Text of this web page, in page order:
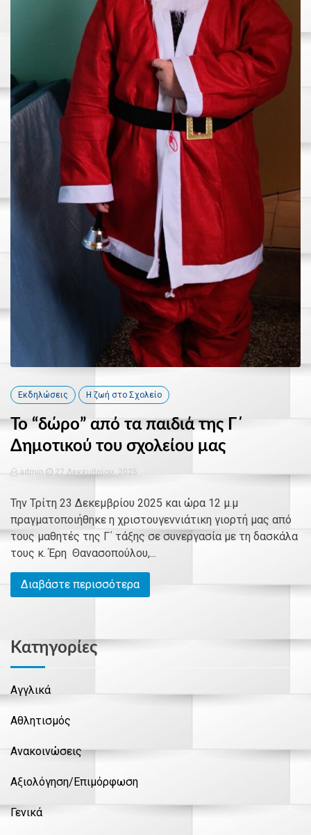
Εκδηλώσεις Η ζωή στο Σχολείο
Το “δώρο” από τα παιδιά της Γ΄
Δημοτικού του σχολείου μας
admin 27 Δεκεμβρίου, 2025
Την Τρίτη 23 Δεκεμβρίου 2025 και ώρα 12 μ.μ
πραγματοποιήθηκε η χριστουγεννιάτικη γιορτή μας από
τους μαθητές της Γ΄ τάξης σε συνεργασία με τη δασκάλα
τους κ. Έρη Θανασοπούλου,...
Διαβάστε περισσότερα
Kατηγορίες
Αγγλικά
Αθλητισμός
Ανακοινώσεις
Αξιολόγηση/Επιμόρφωση
Γενικά